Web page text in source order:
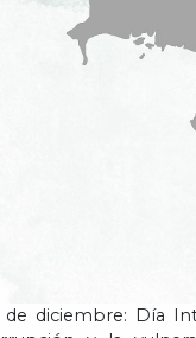
de diciembre: Día